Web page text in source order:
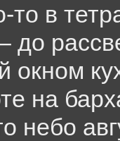
то в
до
окном
на
небо